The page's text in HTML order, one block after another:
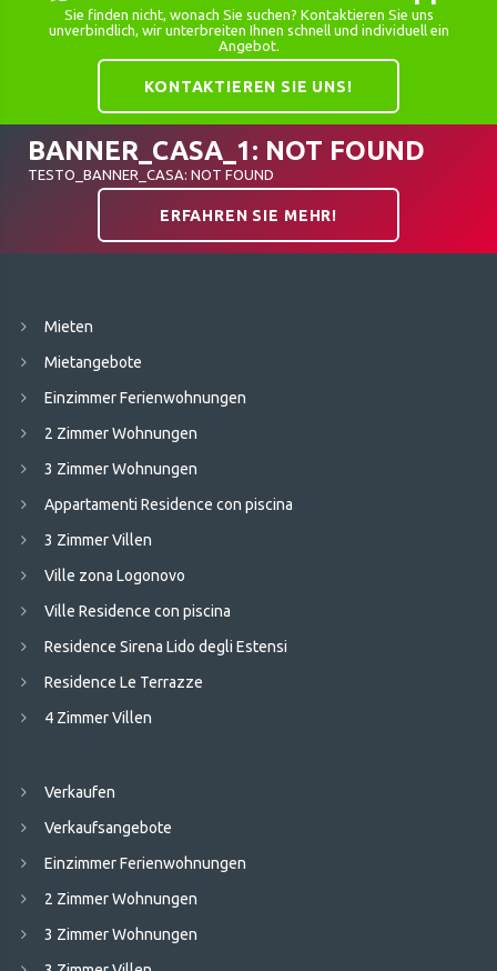
Sie finden nicht, wonach Sie suchen? Kontaktieren Sie uns
unverbindlich, wir unterbreiten Ihnen schnell und individuell ein
Angebot.
KONTAKTIEREN SIE UNS!
BANNER_CASA_1: NOT FOUND
TESTO_BANNER_CASA: NOT FOUND
ERFAHREN SIE MEHR!
Mieten
Mietangebote
Einzimmer Ferienwohnungen
2 Zimmer Wohnungen
3 Zimmer Wohnungen
Appartamenti Residence con piscina
3 Zimmer Villen
Ville zona Logonovo
Ville Residence con piscina
Residence Sirena Lido degli Estensi
Residence Le Terrazze
4 Zimmer Villen
Verkaufen
Verkaufsangebote
Einzimmer Ferienwohnungen
2 Zimmer Wohnungen
3 Zimmer Wohnungen